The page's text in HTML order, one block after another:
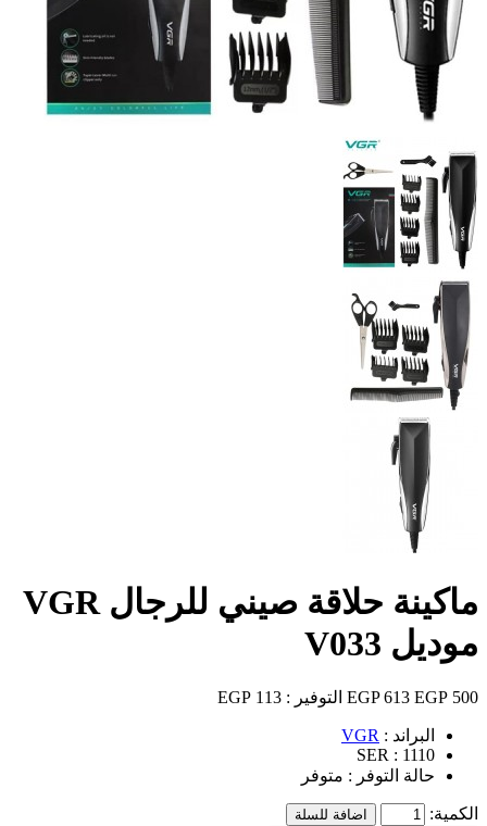
ماكينة حلاقة صيني للرجال VGR
موديل V033
500 EGP
613 EGP التوفير : 113 EGP
البراند : VGR
SER : 1110
حالة التوفر : متوفر
الكمية:
اضافة للسلة